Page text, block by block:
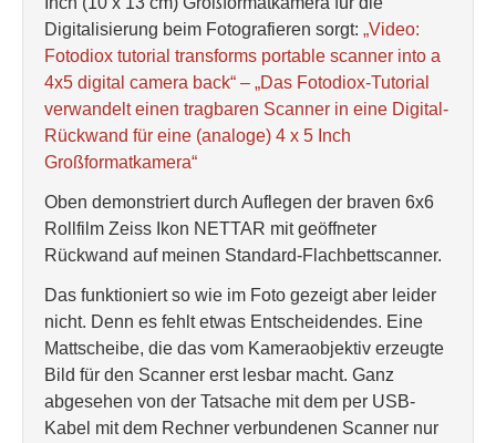
Digitalisierung beim Fotografieren sorgt: „Video:
Fotodiox tutorial transforms portable scanner into a
4x5 digital camera back“ – „Das Fotodiox-Tutorial
verwandelt einen tragbaren Scanner in eine Digital-
Rückwand für eine (analoge) 4 x 5 Inch
Großformatkamera“
Oben demonstriert durch Auflegen der braven 6x6
Rollfilm Zeiss Ikon NETTAR mit geöffneter
Rückwand auf meinen Standard-Flachbettscanner.
Das funktioniert so wie im Foto gezeigt aber leider
nicht. Denn es fehlt etwas Entscheidendes. Eine
Mattscheibe, die das vom Kameraobjektiv erzeugte
Bild für den Scanner erst lesbar macht. Ganz
abgesehen von der Tatsache mit dem per USB-
Kabel mit dem Rechner verbundenen Scanner nur